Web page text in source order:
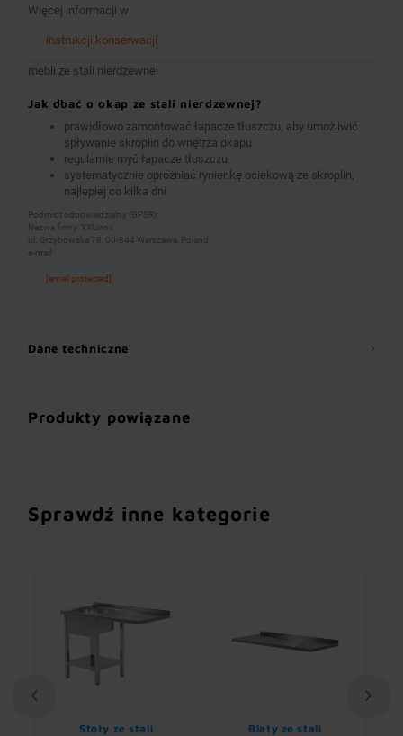
Więcej informacji w
instrukcji konserwacji
mebli ze stali nierdzewnej
Jak dbać o okap ze stali nierdzewnej?
prawidłowo zamontować łapacze tłuszczu, aby umożliwić
spływanie skroplin do wnętrza okapu
regularnie myć łapacze tłuszczu
systematycznie opróżniać rynienkę ociekową ze skroplin,
najlepiej co kilka dni
Podmiot odpowiedzialny (GPSR):
Nazwa firmy: XXLinox
ul. Grzybowska 78, 00-844 Warszawa, Poland
e-mail:
[email protected]
Dane techniczne
Produkty powiązane
Sprawdź inne kategorie
Stoły ze stali
Blaty ze stali